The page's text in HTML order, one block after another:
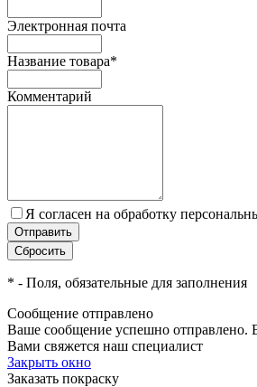
Электронная почта
Название товара*
Комментарий
Я согласен на обработку
* - Поля, обязательные для заполнения
Сообщение отправлено
Ваше сообщение успешно отправлено.
Вами свяжется наш специалист
Закрыть окно
Заказать покраску